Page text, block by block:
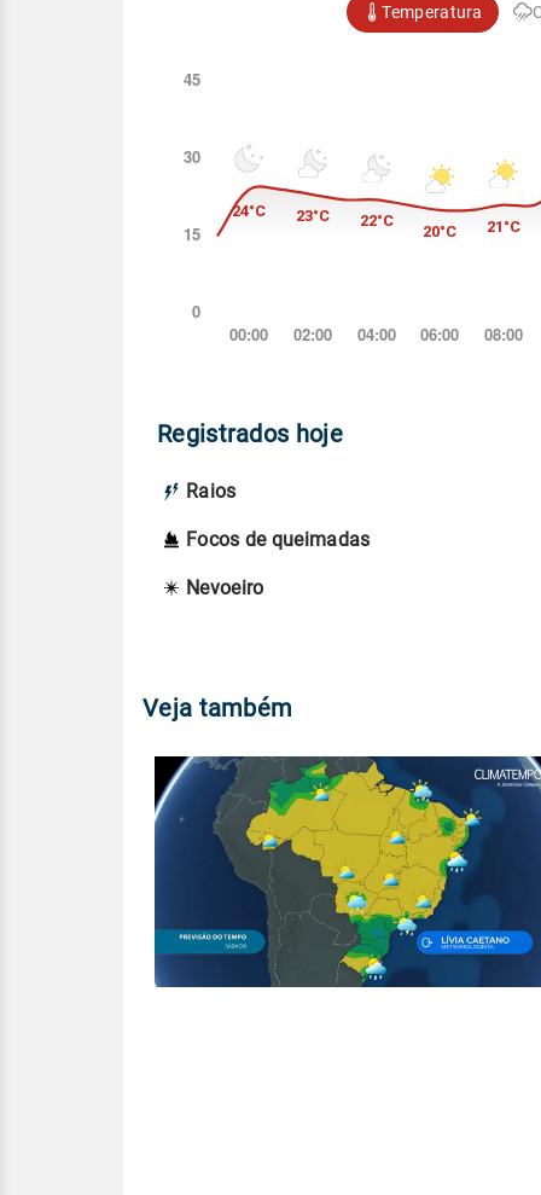
Temperatura
Registrados hoje
Raios
Focos de queimadas
Nevoeiro
Veja também